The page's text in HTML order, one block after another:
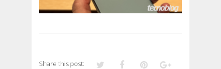
Share this post: